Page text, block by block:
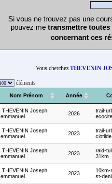
Si vous ne trouvez pas une
pouvez me transmettre
concernant ces
Vous cherchez THEVENIN
éléments
Nom Prénom Année
THEVENIN Joseph
emmanuel
2026
trail-
ecocite
THEVENIN Joseph
emmanuel
2023
trail-
clotilde
THEVENIN Joseph
emmanuel
2023
raid-
31km
THEVENIN Joseph
emmanuel
2023
10km-
st-